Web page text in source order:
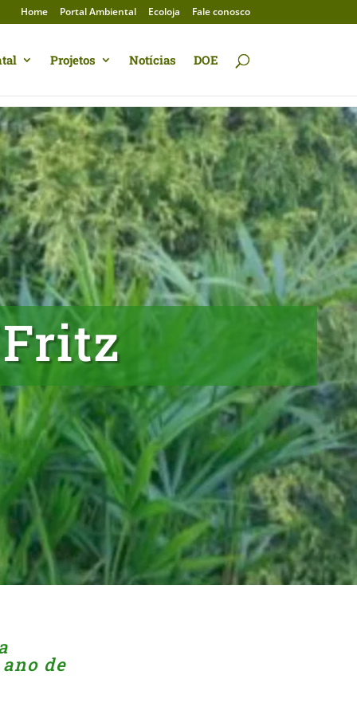
Home Portal Ambiental Ecoloja Fale conosco
Projetos Notícias DOE
de